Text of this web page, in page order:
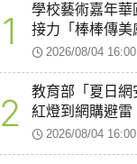
1
學校藝術嘉年
接力「棒棒傳美
2026/08/04 16:00
2
教育部「夏日網
紅燈到網購避
2026/08/04 16:00